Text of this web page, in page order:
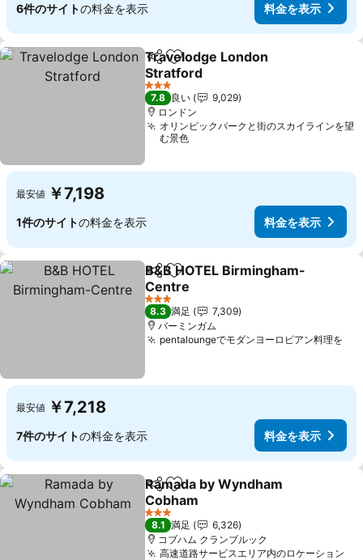
6件のサイトの料金を表示 料金を表示
シェアお気に入りに追加
Travelodge London
Stratford
料金を表示
3 ホテルのランク
7.8 良い
9,029
ロンドン
オリンピックパークと街のスカイラインを望
む景色
最安値 ￥7,198
1件のサイトの料金を表示 料金を表示
シェアお気に入りに追加
B&B HOTEL Birmingham-
Centre
料金を表示
3 ホテルのランク
8.3 満足
7,309
バーミンガム
pentaloungeでモダンヨーロピアン料理を
最安値 ￥7,218
7件のサイトの料金を表示 料金を表示
シェアお気に入りに追加
Ramada by Wyndham
Cobham
料金を表示
3 ホテルのランク
8.1 満足
6,326
コブハム クランブルック
高速道路サービスエリア内のロケーション